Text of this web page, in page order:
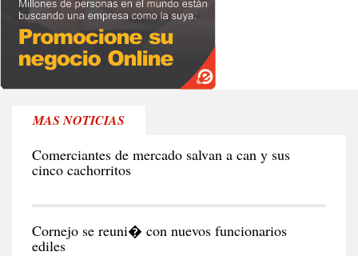
MAS NOTICIAS
Comerciantes de mercado salvan a can y sus
cinco cachorritos
Cornejo se reuni� con nuevos funcionarios
ediles